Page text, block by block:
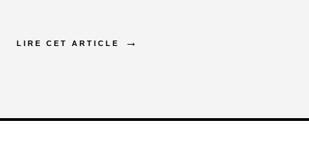
LIRE CET ARTICLE